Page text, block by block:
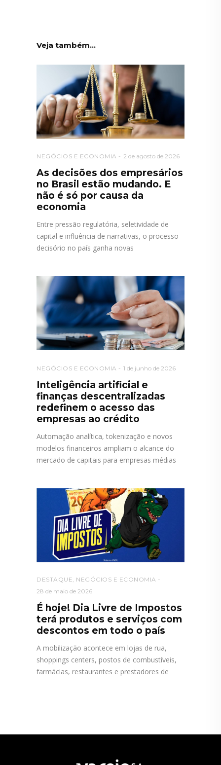
Veja também...
NEGÓCIOS E ECONOMIA 2 de agosto de 2026
As decisões dos empresários
no Brasil estão mudando. E
não é só por causa da
economia
Entre pressão regulatória, seletividade de
capital e influência de narrativas, o processo
decisório no país ganha novas
NEGÓCIOS E ECONOMIA 1 de junho de 2026
Inteligência artificial e
finanças descentralizadas
redefinem o acesso das
empresas ao crédito
Automação analítica, tokenização e novos
modelos financeiros ampliam o alcance do
mercado de capitais para empresas médias
DESTAQUE NEGÓCIOS E ECONOMIA
28 de maio de 2026
É hoje! Dia Livre de Impostos
terá produtos e serviços com
descontos em todo o país
A mobilização acontece em lojas de rua,
shoppings centers, postos de combustíveis,
farmácias, restaurantes e prestadores de